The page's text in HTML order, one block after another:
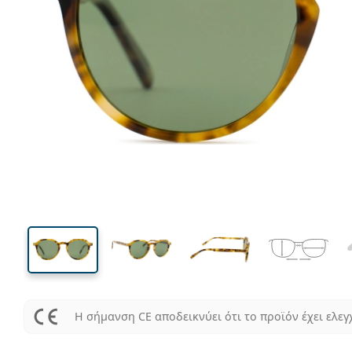
43 mm
Ύψος φακού
48 mm
Μήκος φακού
Η σήμανση CE αποδεικνύει ότι το προϊόν έχει